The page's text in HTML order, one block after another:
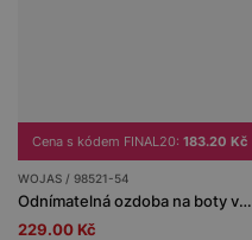
Cena s kódem FINAL20: 183.20 Kč
WOJAS / 98521-54
Odnímatelná ozdoba na boty ve formě mašle s leopardím vzorem a lakovaným páskem
229.00 Kč